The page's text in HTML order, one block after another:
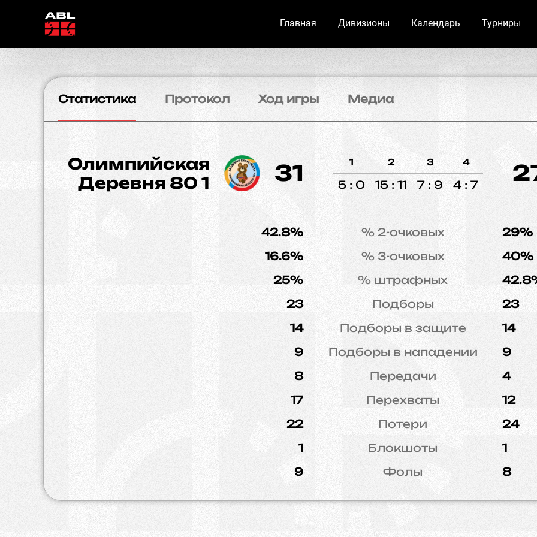
Главная Дивизионы Календарь Турниры
Статистика Протокол Ход игры Медиа
Олимпийская
Деревня 80 1
31 1
5 : 0
2
15 : 11
3
7 : 9
4
4 : 7
42.8% % 2-очковых
29%
16.6%
% 3-очковых
40%
25%
% штрафных
23
Подборы
23
14
Подборы в защите
14
9
Подборы в нападении
9
8
Передачи
4
17
Перехваты
12
22
Потери
24
1
Блокшоты
1
9
Фолы 8